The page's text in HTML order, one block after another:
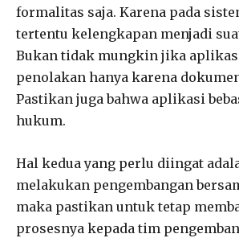
formalitas saja. Karena pada
tertentu kelengkapan menjadi
Bukan tidak mungkin jika
penolakan hanya karena
Pastikan juga bahwa aplikasi
hukum.
Hal kedua yang perlu diingat
melakukan pengembangan
maka pastikan untuk tetap
prosesnya kepada tim